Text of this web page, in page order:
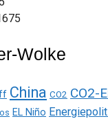
Wolke
China CO2 CO2-
EL Niño